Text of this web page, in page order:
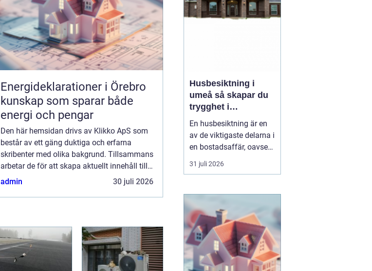
Energideklarationer i Örebro
kunskap som sparar både
energi och pengar
Den här hemsidan drivs av Klikko ApS som
består av ett gäng duktiga och erfarna
skribenter med olika bakgrund. Tillsammans
arbetar de för att skapa aktuellt innehåll till
den här sidan. Vi vet hur utmanande det är
admin 30 juli 2026
på bostaden. När någon
letar efter01 augusti
Husbesiktning i
umeå så skapar du
trygghet i
bostadsaffären
En husbesiktning är en
av de viktigaste delarna i
en bostadsaffär, oavsett
om du köper eller säljer.
För den som bor i eller
inte bara om att följa
lagen och uppfylla
undersökningsplikten.
Det handlar lika mycket
om att förstå ...
31 juli 2026